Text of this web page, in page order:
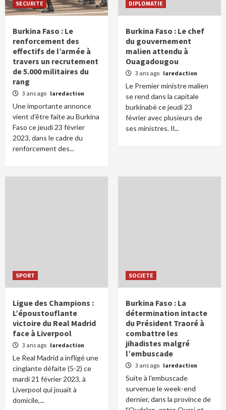
SECURITE
Burkina Faso : Le
renforcement des
effectifs de l’armée à
travers un recrutement
de 5.000 militaires du
rang
3 ans ago laredaction
Une importante annonce
vient d'être faite au Burkina
Faso ce jeudi 23 février
2023, dans le cadre du
renforcement des...
DIPLOMATIE
Burkina Faso : Le chef
du gouvernement
malien attendu à
Ouagadougou
3 ans ago laredaction
Le Premier ministre malien
se rend dans la capitale
burkinabè ce jeudi 23
février avec plusieurs de
ses ministres. Il...
SPORT
Ligue des Champions :
L’époustouflante
victoire du Real Madrid
face à Liverpool
3 ans ago laredaction
Le Real Madrid a infligé une
cinglante défaite (5-2) ce
mardi 21 février 2023, à
Liverpool qui jouait à
domicile,...
SOCIETE
Burkina Faso : La
détermination intacte
du Président Traoré à
combattre les
jihadistes malgré
l’embuscade
3 ans ago laredaction
Suite à l'embuscade
survenue le week-end
dernier, dans la province de